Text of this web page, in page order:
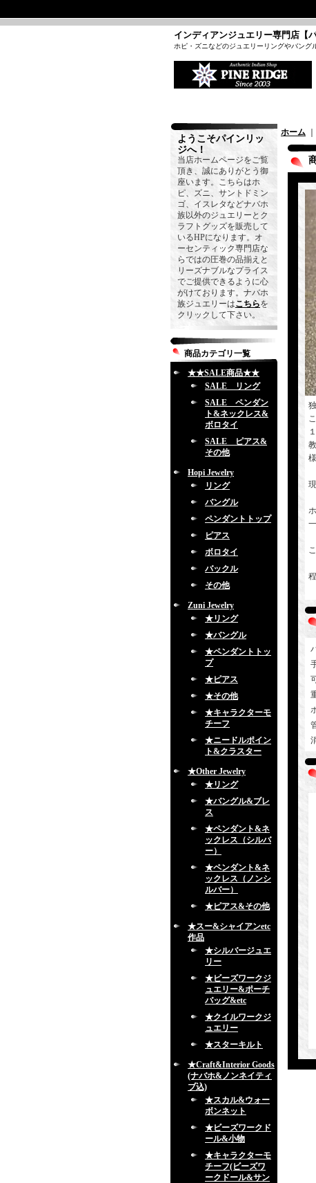
インディアンジュエリー専門店【
ホピ・ズニなどのジュエリーリングやバング
ようこそパインリッ
ジへ！
当店ホームページをご覧
頂き、誠にありがとう御
座います。こちらはホ
ピ、ズニ、サントドミン
ゴ、イスレタなどナバホ
族以外のジュエリーとク
ラフトグッズを販売して
いるHPになります。オ
ーセンティック専門店な
らではの圧巻の品揃えと
リーズナブルなプライス
でご提供できるように心
がけております。ナバホ
族ジュエリーはこちらを
クリックして下さい。
商品カテゴリ一覧
★★SALE商品★★
SALE リング
SALE ペンダン
ト&ネックレス&
ボロタイ
SALE ピアス&
その他
Hopi Jewelry
リング
バングル
ペンダントトップ
ピアス
ボロタイ
バックル
その他
Zuni Jewelry
★リング
★バングル
★ペンダントトッ
プ
★ピアス
★その他
★キャラクターモ
チーフ
★ニードルポイン
ト&クラスター
★Other Jewelry
★リング
★バングル&ブレ
ス
★ペンダント&ネ
ックレス（シルバ
ー）
★ペンダント&ネ
ックレス（ノンシ
ルバー）
★ピアス&その他
★スー&シャイアンetc
作品
★シルバージュエ
リー
★ビーズワークジ
ュエリー&ポーチ
バッグ&etc
★クイルワークジ
ュエリー
★スターキルト
★Craft&Interior Goods
(ナバホ&ノンネイティ
ブ込)
★スカル&ウォー
ボンネット
★ビーズワークド
ール&小物
★キャラクターモ
チーフ(ビーズワ
ークドール&サン
ホーム